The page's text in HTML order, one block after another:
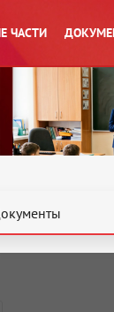
ЧАСТИ